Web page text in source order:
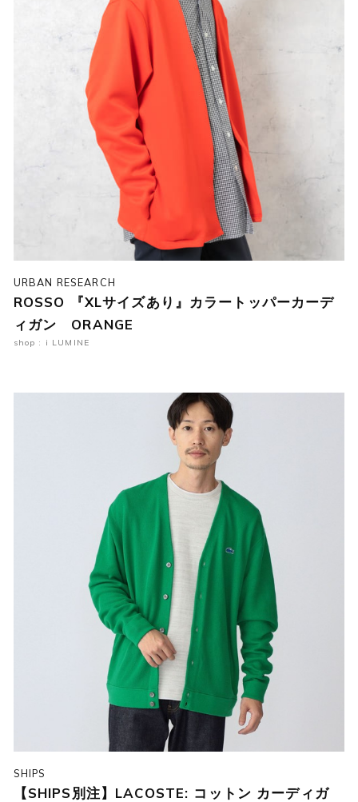
URBAN RESEARCH
ROSSO 『XLサイズあり』カラートッパーカーデ
ィガン ORANGE
shop : i LUMINE
SHIPS
【SHIPS別注】LACOSTE: コットン カーディガ